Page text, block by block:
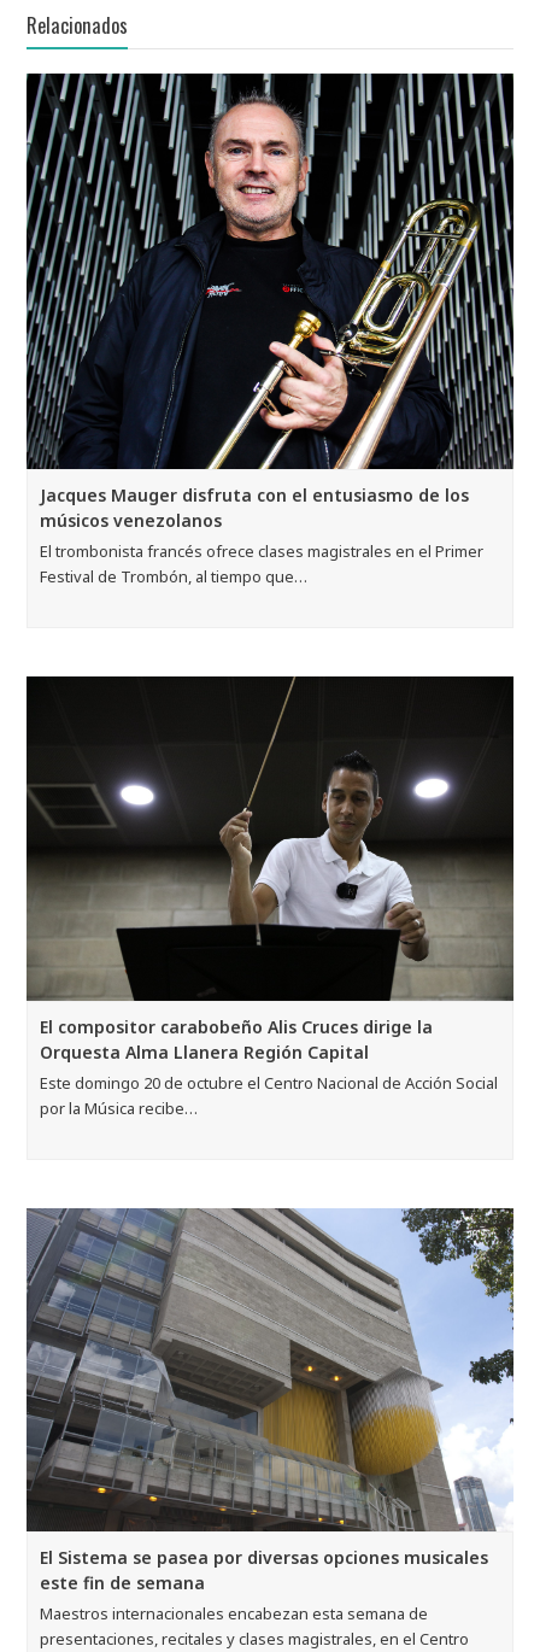
Relacionados
Jacques Mauger disfruta con el entusiasmo de los
músicos venezolanos
El trombonista francés ofrece clases magistrales en el Primer
Festival de Trombón, al tiempo que…
El compositor carabobeño Alis Cruces dirige la
Orquesta Alma Llanera Región Capital
Este domingo 20 de octubre el Centro Nacional de Acción Social
por la Música recibe…
El Sistema se pasea por diversas opciones musicales
este fin de semana
Maestros internacionales encabezan esta semana de
presentaciones, recitales y clases magistrales, en el Centro